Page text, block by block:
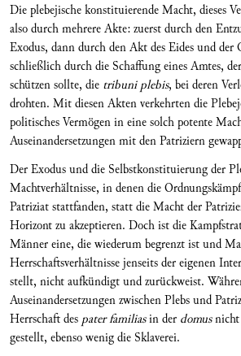
Die plebejische konstituierende Macht, dieses
also durch mehrere Akte: zuerst durch den
Exodus, dann durch den Akt des Eides und der
schließlich durch die Schaffung eines Amtes,
schützen sollte, die tribuni plebis, bei deren
drohten. Mit diesen Akten verkehrten die
politisches Vermögen in eine solch potente
Auseinandersetzungen mit den Patriziern
Der Exodus und die Selbstkonstituierung der
Machtverhältnisse, in denen die
Patriziat stattfanden, statt die Macht der
Horizont zu akzeptieren. Doch ist die
Männer eine, die wiederum begrenzt ist und
Herrschaftsverhältnisse jenseits der eigenen
stellt, nicht aufkündigt und zurückweist.
Auseinandersetzungen zwischen Plebs und
Herrschaft des pater familiasin der domusnicht
gestellt, ebenso wenig die Sklaverei.